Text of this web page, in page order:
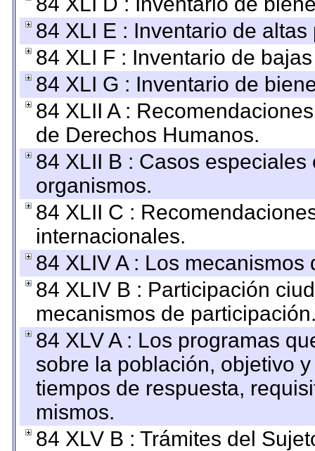
84 XLI E : Inventario de
84 XLI F : Inventario de
84 XLI G : Inventario de
84 XLII A :
de Derechos Humanos.
84 XLII B : Casos
organismos.
84 XLII C :
internacionales.
84 XLIV A : Los
84 XLIV B : Participación
mecanismos de
84 XLV A : Los programas
sobre la población, objetivo
tiempos de respuesta,
mismos.
84 XLV B : Trámites del